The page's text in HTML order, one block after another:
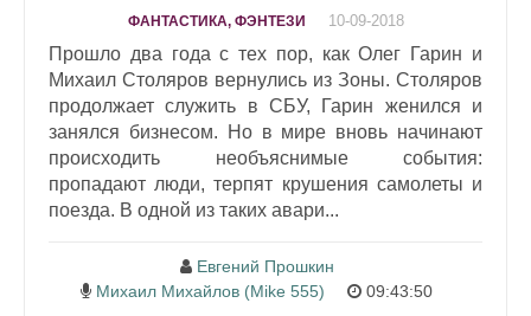
ФАНТАСТИКА, ФЭНТЕЗИ 10-09-2018
Прошло два года с тех пор, как Олег Гарин и
Михаил Столяров вернулись из Зоны. Столяров
продолжает служить в СБУ, Гарин женился и
занялся бизнесом. Но в мире вновь начинают
происходить необъяснимые события:
пропадают люди, терпят крушения самолеты и
поезда. В одной из таких авари...
Евгений Прошкин
Михаил Михайлов (Mike 555)
09:43:50